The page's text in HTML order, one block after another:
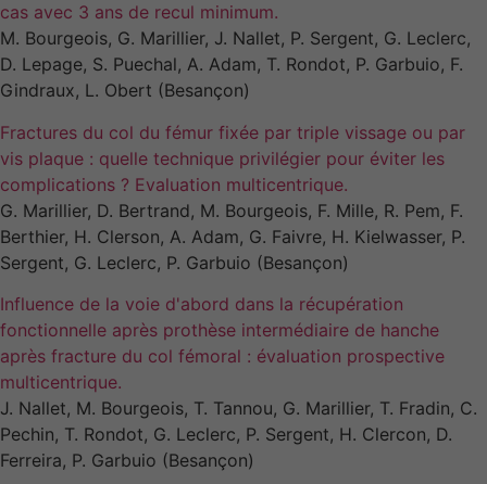
cas avec 3 ans de recul minimum.
M. Bourgeois, G. Marillier, J. Nallet, P. Sergent, G. Leclerc,
D. Lepage, S. Puechal, A. Adam, T. Rondot, P. Garbuio, F.
Gindraux, L. Obert (Besançon)
Fractures du col du fémur fixée par triple vissage ou par
vis plaque : quelle technique privilégier pour éviter les
complications ? Evaluation multicentrique.
G. Marillier, D. Bertrand, M. Bourgeois, F. Mille, R. Pem, F.
Berthier, H. Clerson, A. Adam, G. Faivre, H. Kielwasser, P.
Sergent, G. Leclerc, P. Garbuio (Besançon)
Influence de la voie d'abord dans la récupération
fonctionnelle après prothèse intermédiaire de hanche
après fracture du col fémoral : évaluation prospective
multicentrique.
J. Nallet, M. Bourgeois, T. Tannou, G. Marillier, T. Fradin, C.
Pechin, T. Rondot, G. Leclerc, P. Sergent, H. Clercon, D.
Ferreira, P. Garbuio (Besançon)
Afin que nous
puissions
améliorer la
structure du
site Web, en
fonction de
la manière
dont le site
Web est
utilisé.
Experience
Afin que notre
fonctionne au
mieux lors de